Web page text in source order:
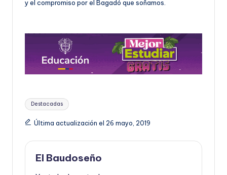
y el compromiso por el Bagadó que soñamos.
Etiquetas:
Destacadas
Última actualización el 26 mayo, 2019
El Baudoseño